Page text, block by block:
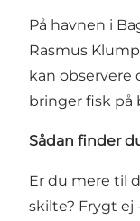
På havnen i
Rasmus
kan observere
bringer fisk på
Sådan finder
Er du mere til
skilte? Frygt ej